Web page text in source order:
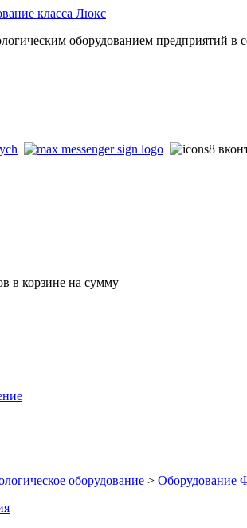
оборудованием предприятий в
в корзине на сумму
оборудование > Оборудование